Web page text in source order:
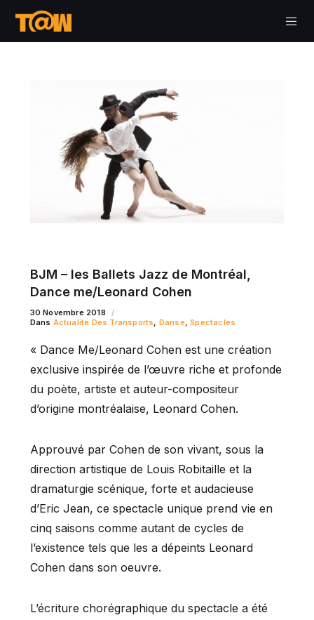
BJM – les Ballets Jazz de Montréal,
Dance me/Leonard Cohen
30 Novembre 2018
Dans Actualité Des Transports, Danse,Spectacles
« Dance Me/Leonard Cohen est une création
exclusive inspirée de l’œuvre riche et profonde
du poète, artiste et auteur-compositeur
d’origine montréalaise, Leonard Cohen.
Approuvé par Cohen de son vivant, sous la
direction artistique de Louis Robitaille et la
dramaturgie scénique, forte et audacieuse
d’Eric Jean, ce spectacle unique prend vie en
cinq saisons comme autant de cycles de
l’existence tels que les a dépeints Leonard
Cohen dans son oeuvre.
L’écriture chorégraphique du spectacle a été